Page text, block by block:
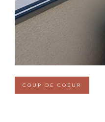
COUP DE COEUR